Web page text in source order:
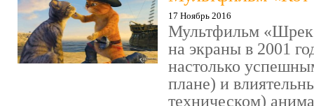
17 Ноябрь 2016
Мультфильм
на экраны в 2001
настолько
плане) и
техническом)